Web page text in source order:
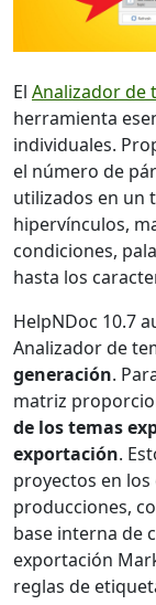
El Analizador de
herramienta
individuales.
el número de
utilizados en un
hipervínculos,
condiciones,
hasta los
HelpNDoc 10.7
Analizador de
generación.
matriz
de los temas
exportación.
proyectos en
producciones,
base interna de
exportación
reglas de